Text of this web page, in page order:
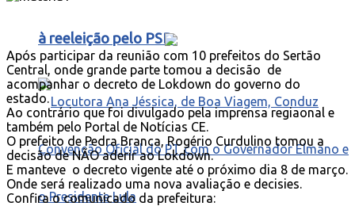
à reeleição pelo PSD
Após participar da reunião com 10 prefeitos do Sertão
Central, onde grande parte tomou a decisão de
acompanhar o decreto de Lokdown do governo do
estado.
Ao contrário que foi divulgado pela imprensa regiaonal e
também pelo Portal de Notícias CE.
O prefeito de Pedra Branca, Rogério Curdulino tomou a
decisão de NÃO aderir ao Lokdown.
E manteve o decreto vigente até o próximo dia 8 de março.
Onde será realizado uma nova avaliação e decisies.
Confira o comunicado da prefeitura: